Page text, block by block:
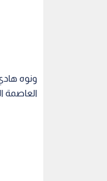
ونوه
العاصمة